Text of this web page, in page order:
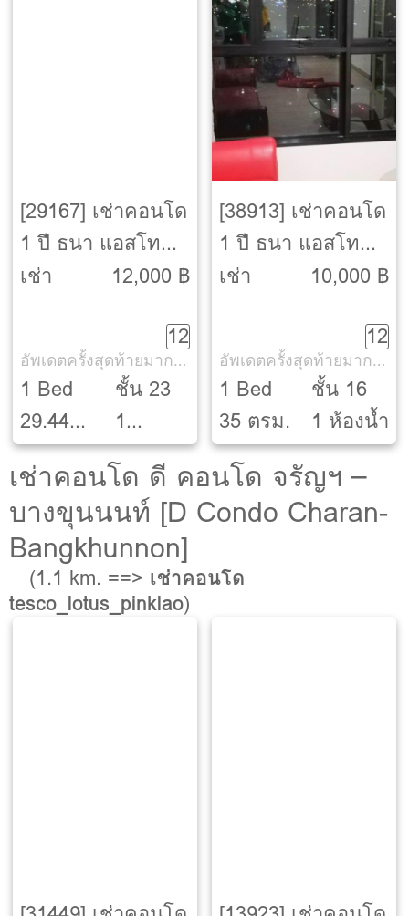
[29167] เช่าคอนโด
1 ปี ธนา แอสโท
เรีย [Thana
เช่า
12,000 ฿
12
อัพเดตครั้งสุดท้ายมากกว่า 30 วัน
1 Bed
29.44
ตรม.
ชั้น 23
1
ห้องน้ำ
[38913] เช่าคอนโด
1 ปี ธนา แอสโท
เรีย [Thana
เช่า
10,000 ฿
12
อัพเดตครั้งสุดท้ายมากกว่า 30 วัน
1 Bed
35 ตรม.
ชั้น 16
1 ห้องน้ำ
เช่าคอนโด ดี คอนโด จรัญฯ –
บางขุนนนท์ [D Condo Charan-
Bangkhunnon]
(1.1 km. ==> เช่าคอนโด
tesco_lotus_pinklao)